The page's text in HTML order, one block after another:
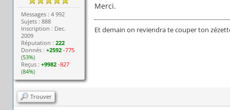
Messages : 4 992
Sujets : 888
Inscription : Dec.
2009
Réputation :222
Donnés :+2592 -775
(53%)
Reçus :+9982 -827
(84%)
Merci.
Et demain on reviendra te couper ton
Trouver